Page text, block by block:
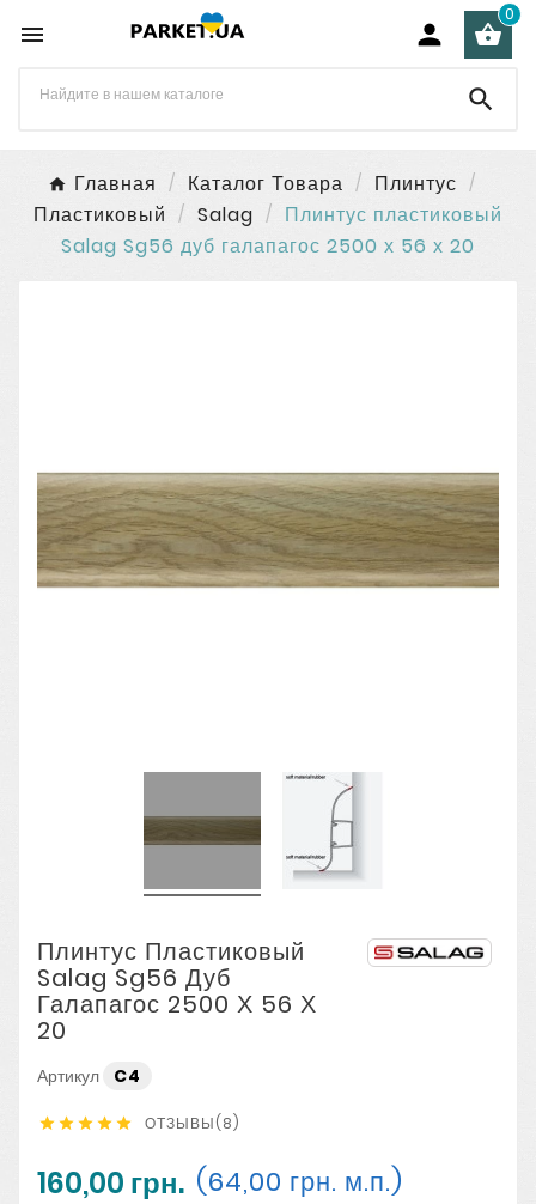
  
0

Главная Каталог Товара
Плинтус
Пластиковый
Salag
Плинтус пластиковый
Salag Sg56 дуб галапагос 2500 х 56 х 20
Плинтус Пластиковый
Salag Sg56 Дуб
Галапагос 2500 Х 56 Х
20
Артикул C4
     ОТЗЫВЫ(8)
160,00 грн. (64,00 грн. м.п.)